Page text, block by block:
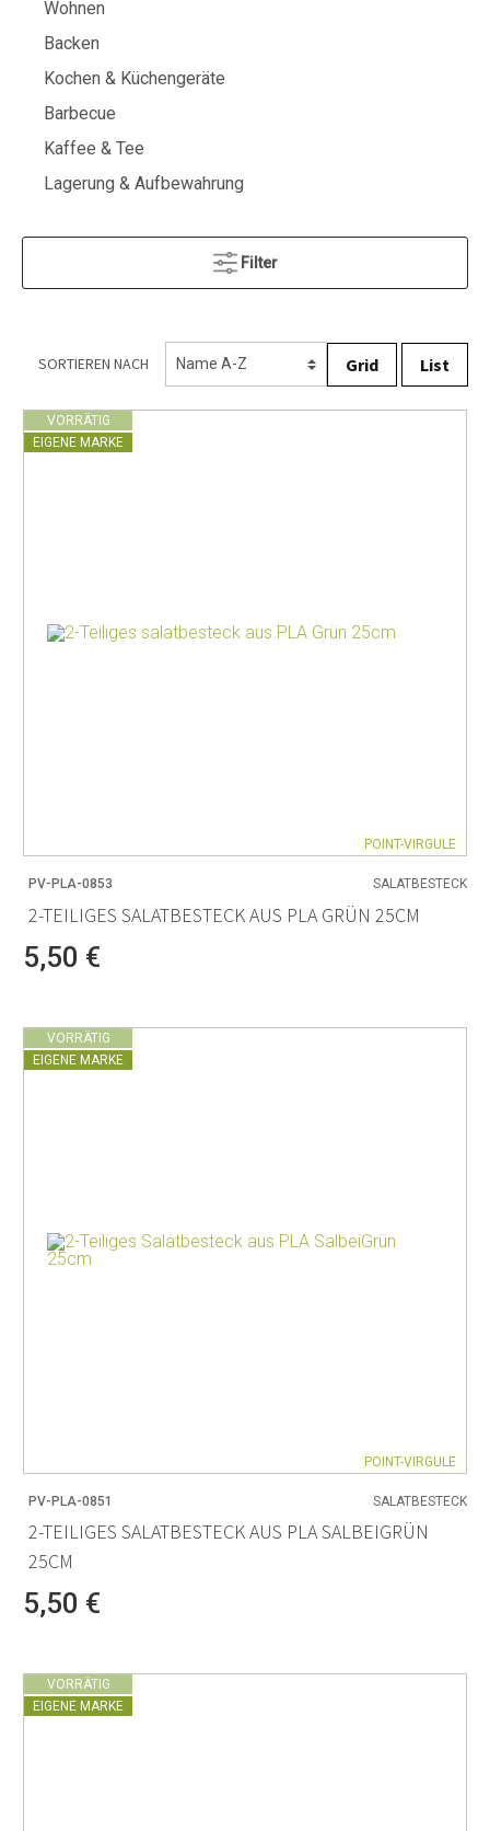
Wohnen
Backen
Kochen & Küchengeräte
Barbecue
Kaffee & Tee
Lagerung & Aufbewahrung
Filter
SORTIEREN NACH Grid List
VORRÄTIG
EIGENE MARKE
POINT-VIRGULE
PV-PLA-0853 SALATBESTECK
2-TEILIGES SALATBESTECK AUS PLA GRÜN 25CM
5,50 €
VORRÄTIG
EIGENE MARKE
POINT-VIRGULE
PV-PLA-0851 SALATBESTECK
2-TEILIGES SALATBESTECK AUS PLA SALBEIGRÜN
25CM
5,50 €
VORRÄTIG
EIGENE MARKE